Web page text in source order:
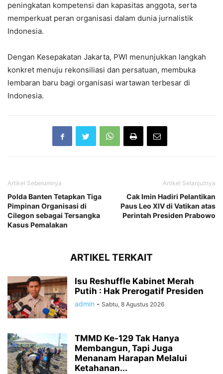
peningkatan kompetensi dan kapasitas anggota, serta
memperkuat peran organisasi dalam dunia jurnalistik
Indonesia.
Dengan Kesepakatan Jakarta, PWI menunjukkan langkah
konkret menuju rekonsiliasi dan persatuan, membuka
lembaran baru bagi organisasi wartawan terbesar di
Indonesia.
Artikel Sebelumnya
Polda Banten Tetapkan Tiga
Pimpinan Organisasi di
Cilegon sebagai Tersangka
Kasus Pemalakan
Artikel Selanjutnya
Cak Imin Hadiri Pelantikan
Paus Leo XIV di Vatikan atas
Perintah Presiden Prabowo
ARTIKEL TERKAIT
Isu Reshuffle Kabinet Merah
Putih : Hak Prerogatif Presiden
admin - Sabtu, 8 Agustus 2026
TMMD Ke-129 Tak Hanya
Membangun, Tapi Juga
Menanam Harapan Melalui
Ketahanan...